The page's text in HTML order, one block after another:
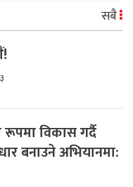
सबै
रूपमा विकास गर्दै
बनाउने अभियानमा: